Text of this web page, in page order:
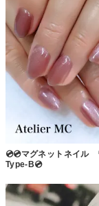
💿💿マグネットネイル
Type-B💿